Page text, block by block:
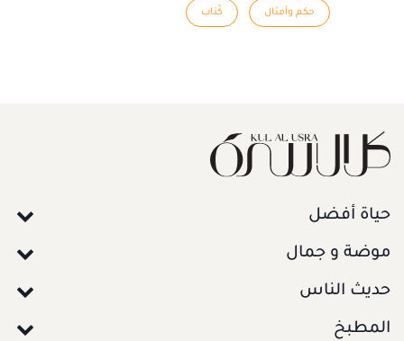
حكم وأمثال كُتاب
حياة أفضل
موضة و جمال
حديث الناس
المطبخ